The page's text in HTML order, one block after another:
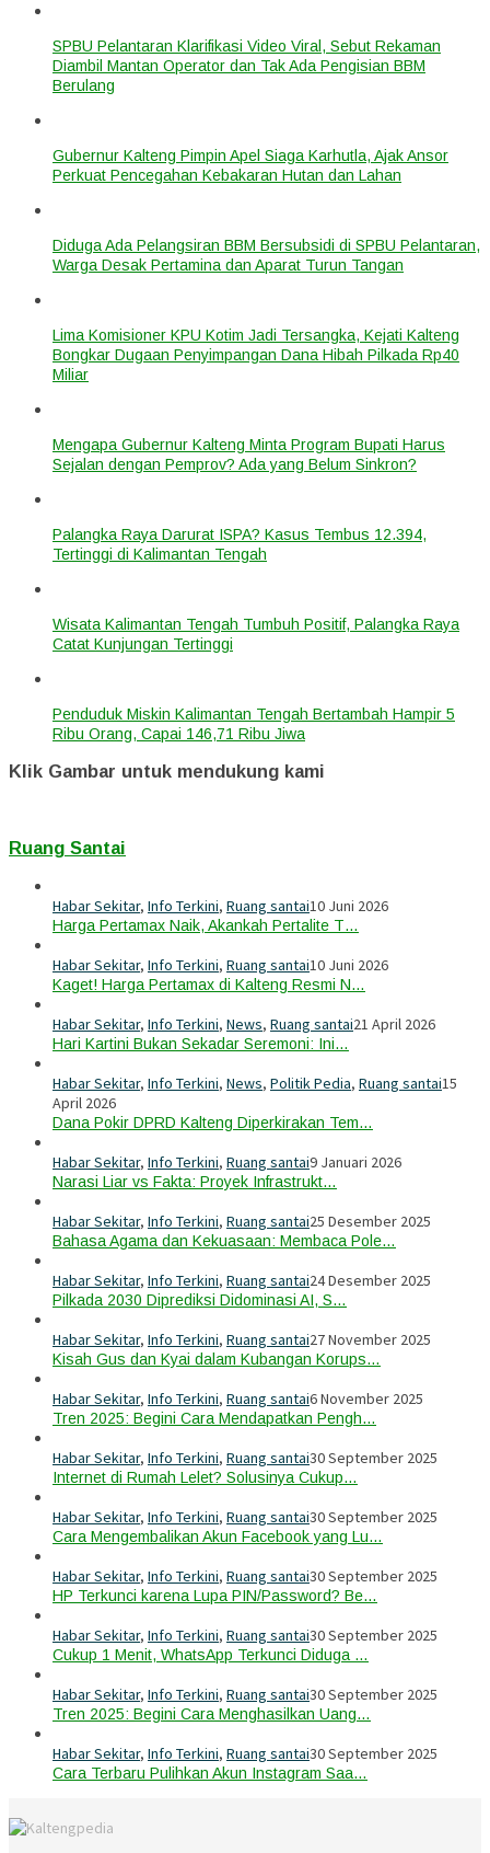
SPBU Pelantaran Klarifikasi Video Viral, Sebut Rekaman
Diambil Mantan Operator dan Tak Ada Pengisian BBM
Berulang
Gubernur Kalteng Pimpin Apel Siaga Karhutla, Ajak Ansor
Perkuat Pencegahan Kebakaran Hutan dan Lahan
Diduga Ada Pelangsiran BBM Bersubsidi di SPBU Pelantaran,
Warga Desak Pertamina dan Aparat Turun Tangan
Lima Komisioner KPU Kotim Jadi Tersangka, Kejati Kalteng
Bongkar Dugaan Penyimpangan Dana Hibah Pilkada Rp40
Miliar
Mengapa Gubernur Kalteng Minta Program Bupati Harus
Sejalan dengan Pemprov? Ada yang Belum Sinkron?
Palangka Raya Darurat ISPA? Kasus Tembus 12.394,
Tertinggi di Kalimantan Tengah
Wisata Kalimantan Tengah Tumbuh Positif, Palangka Raya
Catat Kunjungan Tertinggi
Penduduk Miskin Kalimantan Tengah Bertambah Hampir 5
Ribu Orang, Capai 146,71 Ribu Jiwa
Klik Gambar untuk mendukung kami
Ruang Santai
Habar Sekitar, Info Terkini, Ruang santai10 Juni 2026
Harga Pertamax Naik, Akankah Pertalite T…
Habar Sekitar, Info Terkini, Ruang santai10 Juni 2026
Kaget! Harga Pertamax di Kalteng Resmi N…
Habar Sekitar, Info Terkini, News, Ruang santai21 April 2026
Hari Kartini Bukan Sekadar Seremoni: Ini…
Habar Sekitar, Info Terkini, News, Politik Pedia, Ruang santai15
April 2026
Dana Pokir DPRD Kalteng Diperkirakan Tem…
Habar Sekitar, Info Terkini, Ruang santai9 Januari 2026
Narasi Liar vs Fakta: Proyek Infrastrukt…
Habar Sekitar, Info Terkini, Ruang santai25 Desember 2025
Bahasa Agama dan Kekuasaan: Membaca Pole…
Habar Sekitar, Info Terkini, Ruang santai24 Desember 2025
Pilkada 2030 Diprediksi Didominasi AI, S…
Habar Sekitar, Info Terkini, Ruang santai27 November 2025
Kisah Gus dan Kyai dalam Kubangan Korups…
Habar Sekitar, Info Terkini, Ruang santai6 November 2025
Tren 2025: Begini Cara Mendapatkan Pengh…
Habar Sekitar, Info Terkini, Ruang santai30 September 2025
Internet di Rumah Lelet? Solusinya Cukup…
Habar Sekitar, Info Terkini, Ruang santai30 September 2025
Cara Mengembalikan Akun Facebook yang Lu…
Habar Sekitar, Info Terkini, Ruang santai30 September 2025
HP Terkunci karena Lupa PIN/Password? Be…
Habar Sekitar, Info Terkini, Ruang santai30 September 2025
Cukup 1 Menit, WhatsApp Terkunci Diduga …
Habar Sekitar, Info Terkini, Ruang santai30 September 2025
Tren 2025: Begini Cara Menghasilkan Uang…
Habar Sekitar, Info Terkini, Ruang santai30 September 2025
Cara Terbaru Pulihkan Akun Instagram Saa…